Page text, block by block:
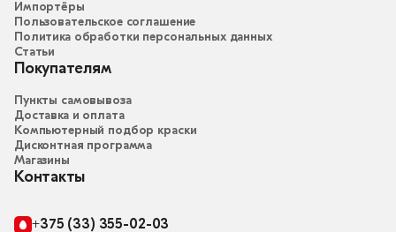
Импортёры
Пользовательское соглашение
Политика обработки персональных данных
Статьи
Покупателям
Пункты самовывоза
Доставка и оплата
Компьютерный подбор краски
Дисконтная программа
Магазины
Контакты
+375 (33) 355-02-03